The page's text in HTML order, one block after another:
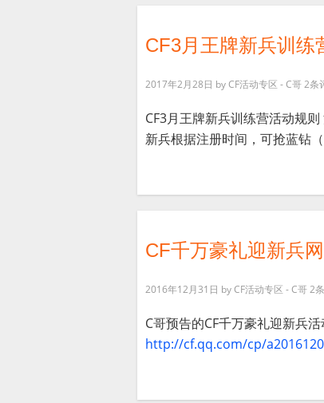
CF3月王牌新兵训练
2017年2月28日 byCF活动专区 - C哥2条
CF3月王牌新兵训练营活动规
新兵根据注册时间，可抢蓝钻
CF千万豪礼迎新兵
2016年12月31日 byCF活动专区 - C哥2
C哥预告的CF千万豪礼迎新兵
http://cf.qq.com/cp/